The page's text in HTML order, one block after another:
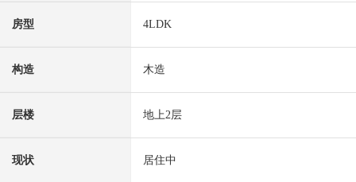
房型 4LDK
构造 木造
层楼 地上2层
现状 居住中